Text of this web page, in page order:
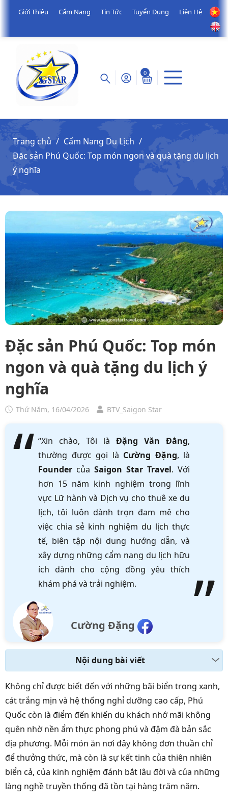
Giới Thiệu Cẩm Nang Tin Tức Tuyển Dụng Liên Hệ
0
Trang chủ
Cẩm Nang Du Lịch
Đặc sản Phú Quốc: Top món ngon và quà tặng du lịch
ý nghĩa
Đặc sản Phú Quốc: Top món
ngon và quà tặng du lịch ý
nghĩa
Thứ Năm, 16/04/2026 BTV_Saigon Star
“Xin chào, Tôi là Đặng Văn Đẳng,
thường được gọi là Cường Đặng, là
Founder của Saigon Star Travel. Với
hơn 15 năm kinh nghiệm trong lĩnh
vực Lữ hành và Dịch vụ cho thuê xe du
lịch, tôi luôn dành trọn đam mê cho
việc chia sẻ kinh nghiệm du lịch thực
tế, biên tập nội dung hướng dẫn, và
xây dựng những cẩm nang du lịch hữu
ích dành cho cộng đồng yêu thích
khám phá và trải nghiệm.
Cường Đặng
Nội dung bài viết
Không chỉ được biết đến với những bãi biển trong xanh,
cát trắng mịn và hệ thống nghỉ dưỡng cao cấp, Phú
Quốc còn là điểm đến khiến du khách nhớ mãi không
quên nhờ nền ẩm thực phong phú và đậm đà bản sắc
địa phương. Mỗi món ăn nơi đây không đơn thuần chỉ
để thưởng thức, mà còn là sự kết tinh của thiên nhiên
biển cả, của kinh nghiệm đánh bắt lâu đời và của những
làng nghề truyền thống đã tồn tại hàng trăm năm.